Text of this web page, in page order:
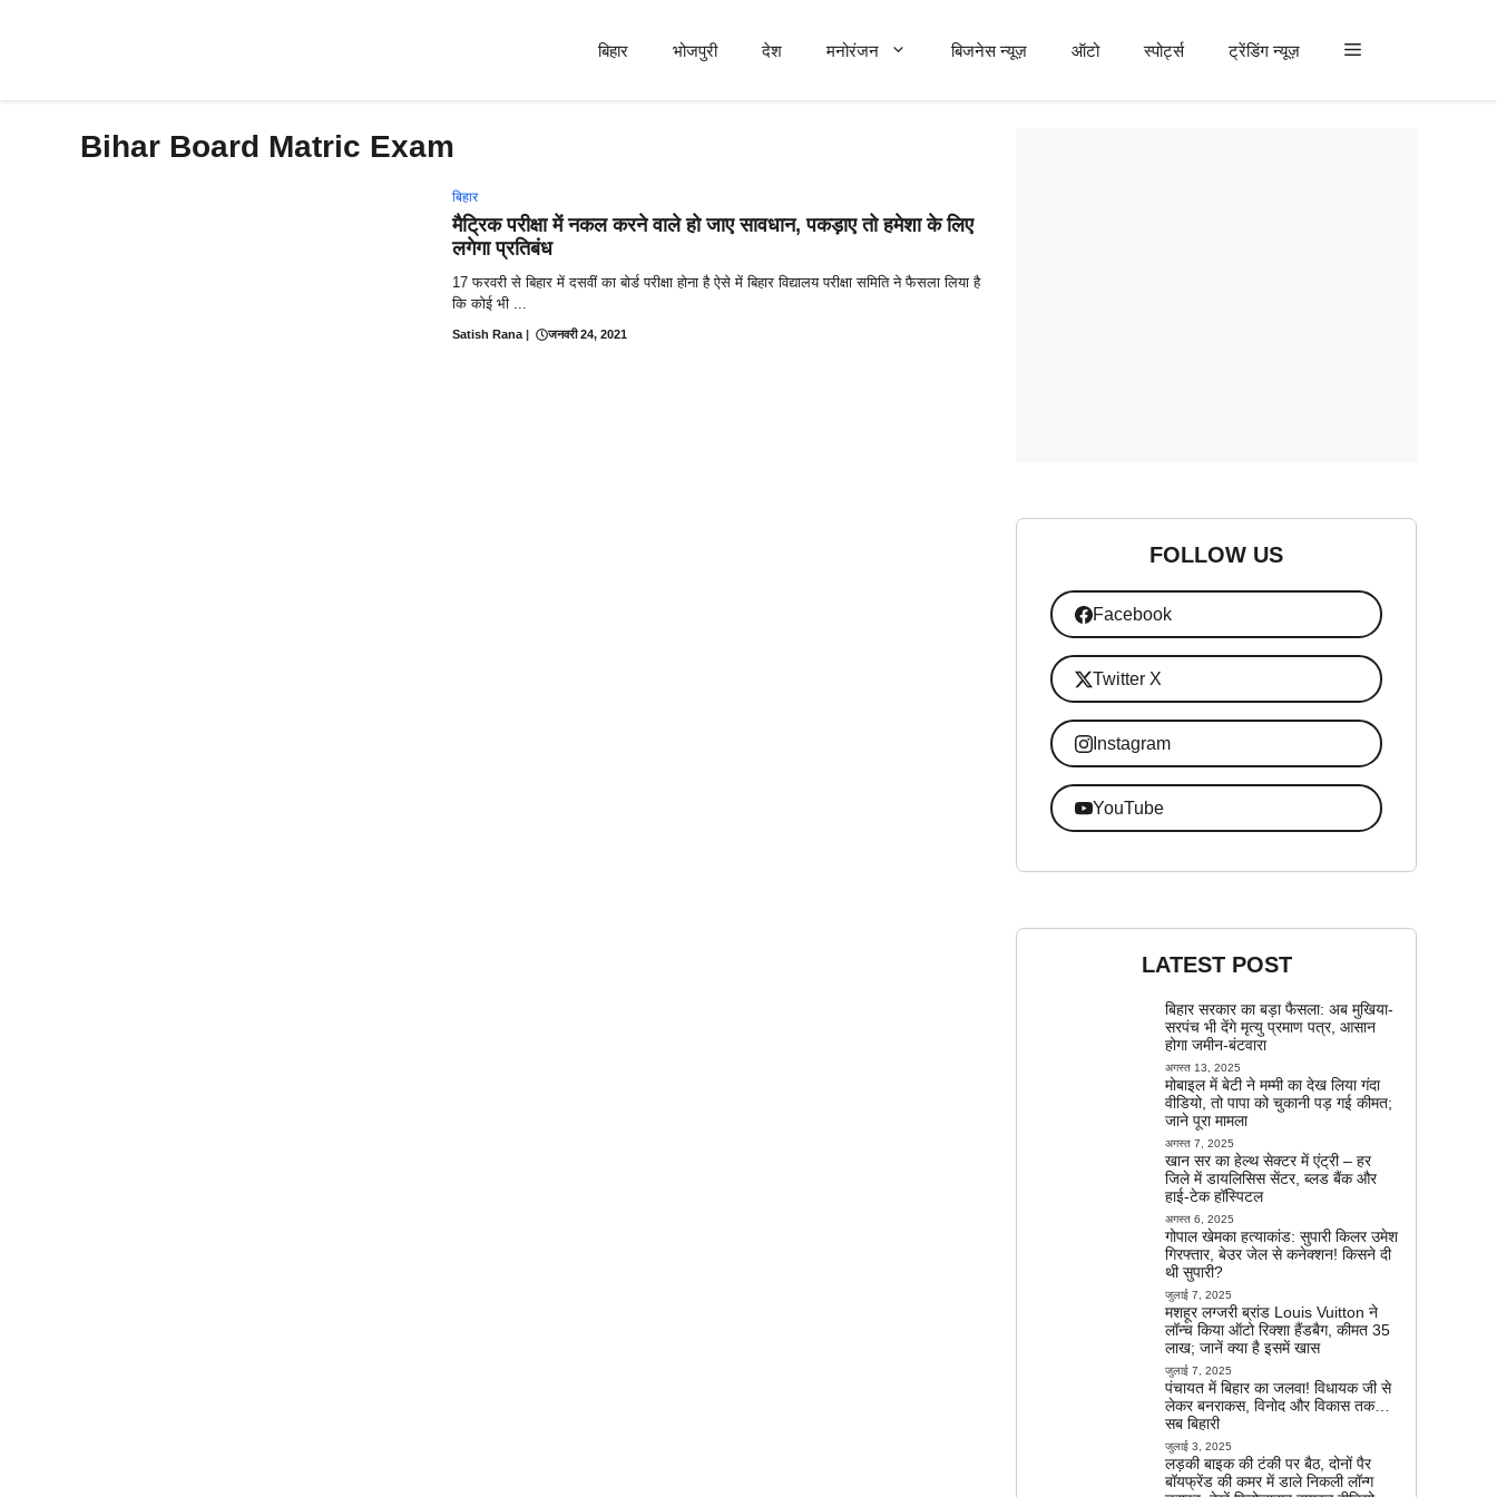
बिहार भोजपुरी देश मनोरंजन बिजनेस न्यूज़ ऑटो स्पोर्ट्स ट्रेंडिंग न्यूज़
Bihar Board Matric Exam
बिहार
मैट्रिक परीक्षा में नकल करने वाले हो जाए सावधान, पकड़ाए तो हमेशा के लिए
लगेगा प्रतिबंध
17 फरवरी से बिहार में दसवीं का बोर्ड परीक्षा होना है ऐसे में बिहार विद्यालय परीक्षा समिति ने फैसला लिया है
कि कोई भी ...
Satish Rana | जनवरी 24, 2021
FOLLOW US
Facebook
Twitter X
Instagram
YouTube
LATEST POST
बिहार सरकार का बड़ा फैसला: अब मुखिया-
सरपंच भी देंगे मृत्यु प्रमाण पत्र, आसान
होगा जमीन-बंटवारा
अगस्त 13, 2025
मोबाइल में बेटी ने मम्मी का देख लिया गंदा
वीडियो, तो पापा को चुकानी पड़ गई कीमत;
जाने पूरा मामला
अगस्त 7, 2025
खान सर का हेल्थ सेक्टर में एंट्री – हर
जिले में डायलिसिस सेंटर, ब्लड बैंक और
हाई-टेक हॉस्पिटल
अगस्त 6, 2025
गोपाल खेमका हत्याकांड: सुपारी किलर उमेश
गिरफ्तार, बेउर जेल से कनेक्शन! किसने दी
थी सुपारी?
जुलाई 7, 2025
मशहूर लग्जरी ब्रांड Louis Vuitton ने
लॉन्च किया ऑटो रिक्शा हैंडबैग, कीमत 35
लाख; जानें क्या है इसमें खास
जुलाई 7, 2025
पंचायत में बिहार का जलवा! विधायक जी से
लेकर बनराकस, विनोद और विकास तक…
सब बिहारी
जुलाई 3, 2025
लड़की बाइक की टंकी पर बैठ, दोनों पैर
बॉयफ्रेंड की कमर में डाले निकली लॉन्ग